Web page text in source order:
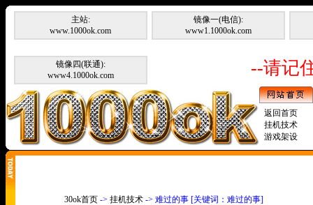
主站:
www.1000ok.com
镜像一(电信):
www1.1000ok.com
镜像四(联通):
www4.1000ok.com
--请记
返回首页
挂机技术
游戏架设
30ok首页 -> 挂机技术 -> 难过的事 [关键词：难过的事]